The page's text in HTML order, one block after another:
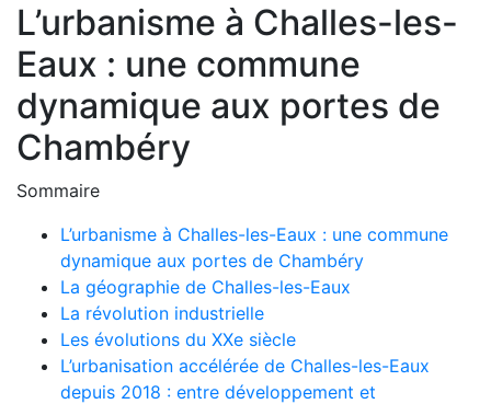
L’urbanisme à Challes-les-
Eaux : une commune
dynamique aux portes de
Chambéry
Sommaire
L’urbanisme à Challes-les-Eaux : une commune
dynamique aux portes de Chambéry
La géographie de Challes-les-Eaux
La révolution industrielle
Les évolutions du XXe siècle
L’urbanisation accélérée de Challes-les-Eaux
depuis 2018 : entre développement et